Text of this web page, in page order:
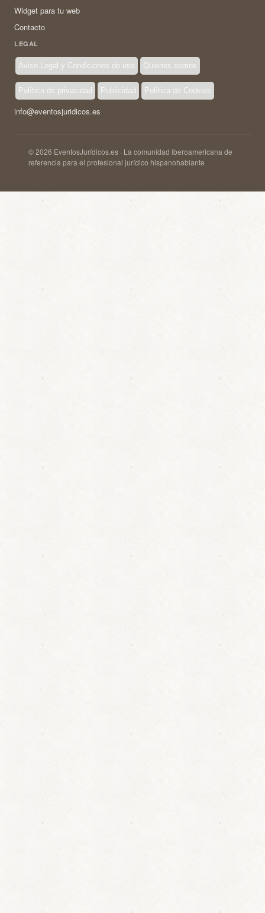
Widget para tu web
Contacto
LEGAL
Aviso Legal y Condiciones de uso Quienes somos
Política de privacidad Publicidad Política de Cookies
info@eventosjuridicos.es
© 2026 EventosJurídicos.es · La comunidad iberoamericana de
referencia para el profesional jurídico hispanohablante